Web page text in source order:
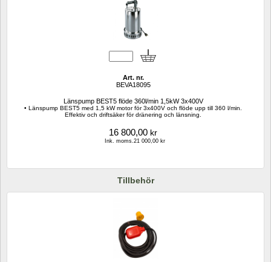
Art. nr.
BEVA18095
Länspump BEST5 flöde 360l/min 1,5kW 3x400V
• Länspump BEST5 med 1,5 kW motor för 3x400V och flöde upp till 360 l/min.
Effektiv och driftsäker för dränering och länsning.
16 800,00 kr
Ink. moms.21 000,00 kr
Tillbehör